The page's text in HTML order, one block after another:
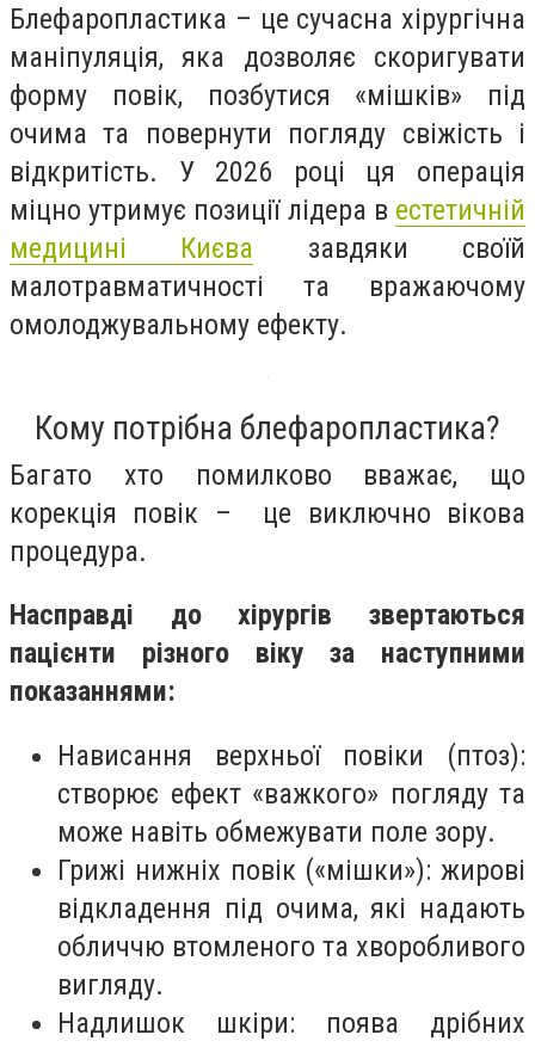
Блефаропластика – це сучасна хірургічна
маніпуляція, яка дозволяє скоригувати
форму повік, позбутися «мішків» під
очима та повернути погляду свіжість і
відкритість. У 2026 році ця операція
міцно утримує позиції лідера в естетичній
медицині Києва завдяки своїй
малотравматичності та вражаючому
омолоджувальному ефекту.
Кому потрібна блефаропластика?
Багато хто помилково вважає, що
корекція повік – це виключно вікова
процедура.
Насправді до хірургів звертаються
пацієнти різного віку за наступними
показаннями:
Нависання верхньої повіки (птоз):
створює ефект «важкого» погляду та
може навіть обмежувати поле зору.
Грижі нижніх повік («мішки»): жирові
відкладення під очима, які надають
обличчю втомленого та хворобливого
вигляду.
Надлишок шкіри: поява дрібних